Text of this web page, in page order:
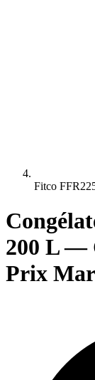
Fitco
200 L —
Prix